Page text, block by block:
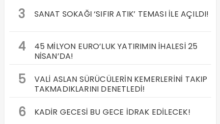
3 SANAT SOKAĞI ‘SIFIR ATIK’ TEMASI İLE AÇILDI!
4
45 MİLYON EURO’LUK YATIRIMIN İHALESİ 25
NİSAN’DA!
5
VALİ ASLAN SÜRÜCÜLERİN KEMERLERİNİ TAKIP
TAKMADIKLARINI DENETLEDİ!
6 KADİR GECESİ BU GECE İDRAK EDİLECEK!